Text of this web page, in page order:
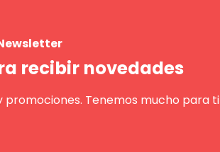
recibir novedades
promociones. Tenemos mucho para ti